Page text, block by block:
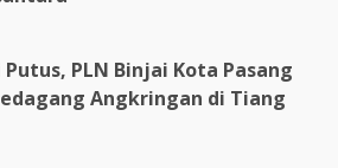
PLN Binjai Kota Pasang
Angkringan di Tiang